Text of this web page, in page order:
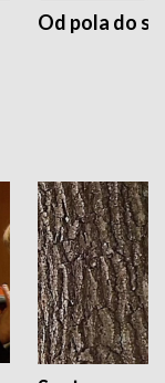
Od pola do